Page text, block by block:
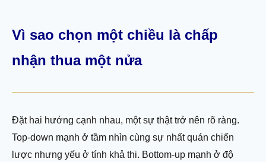
Vì sao chọn một chiều là chấp
nhận thua một nửa
Đặt hai hướng cạnh nhau, một sự thật trở nên rõ ràng.
Top-down mạnh ở tầm nhìn cùng sự nhất quán chiến
lược nhưng yếu ở tính khả thi. Bottom-up mạnh ở độ